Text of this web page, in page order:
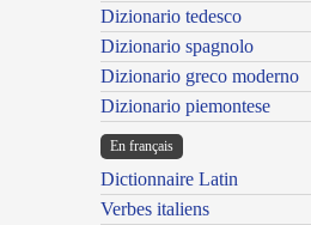
Dizionario tedesco
Dizionario spagnolo
Dizionario greco moderno
Dizionario piemontese
En français
Dictionnaire Latin
Verbes italiens